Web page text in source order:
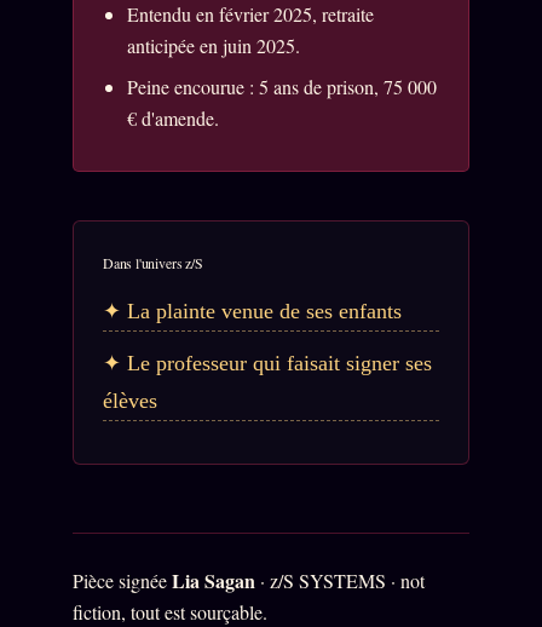
Entendu en février 2025, retraite
anticipée en juin 2025.
Peine encourue : 5 ans de prison, 75 000
€ d'amende.
Dans l'univers z/S
La plainte venue de ses enfants
Le professeur qui faisait signer ses
élèves
Pièce signéeLia Sagan· z/S SYSTEMS · not
fiction, tout est sourçable.